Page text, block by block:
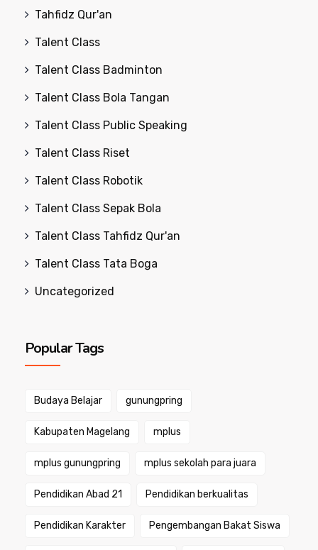
Tahfidz Qur'an
Talent Class
Talent Class Badminton
Talent Class Bola Tangan
Talent Class Public Speaking
Talent Class Riset
Talent Class Robotik
Talent Class Sepak Bola
Talent Class Tahfidz Qur'an
Talent Class Tata Boga
Uncategorized
Popular Tags
Budaya Belajar gunungpring
Kabupaten Magelang mplus
mplus gunungpring mplus sekolah para juara
Pendidikan Abad 21 Pendidikan berkualitas
Pendidikan Karakter Pengembangan Bakat Siswa